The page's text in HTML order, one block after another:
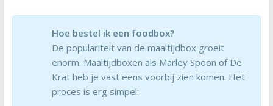
Hoe bestel ik een foodbox?
De populariteit van de maaltijdbox groeit
enorm. Maaltijdboxen als Marley Spoon of De
Krat heb je vast eens voorbij zien komen. Het
proces is erg simpel: